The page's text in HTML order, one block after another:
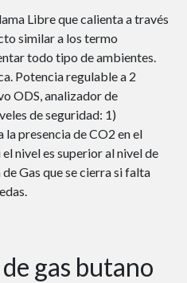
Libre que calienta a través
similar a los termo
todo tipo de ambientes.
Potencia regulable a 2
ODS, analizador de
de seguridad: 1)
presencia de CO2 en el
nivel es superior al nivel de
Gas que se cierra si falta
gas butano